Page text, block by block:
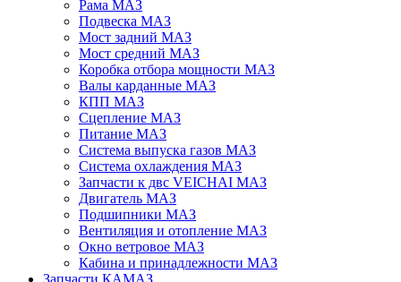
Рама МАЗ
Подвеска МАЗ
Мост задний МАЗ
Мост средний МАЗ
Коробка отбора мощности МАЗ
Валы карданные МАЗ
КПП МАЗ
Сцепление МАЗ
Питание МАЗ
Система выпуска газов МАЗ
Система охлаждения МАЗ
Запчасти к двс VEICHAI МАЗ
Двигатель МАЗ
Подшипники МАЗ
Вентиляция и отопление МАЗ
Окно ветровое МАЗ
Кабина и принадлежности МАЗ
Запчасти КАМАЗ